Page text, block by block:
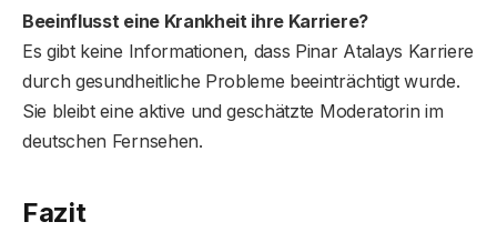
Beeinflusst eine Krankheit ihre Karriere?
Es gibt keine Informationen, dass Pinar Atalays Karriere
durch gesundheitliche Probleme beeinträchtigt wurde.
Sie bleibt eine aktive und geschätzte Moderatorin im
deutschen Fernsehen.
Fazit